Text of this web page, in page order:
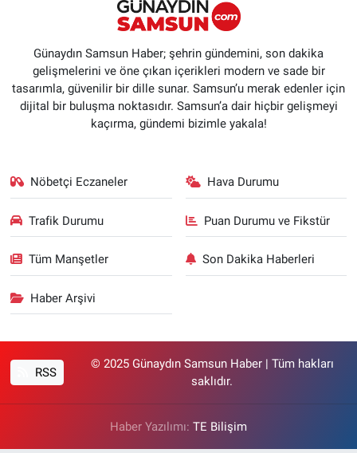
Günaydın Samsun Haber; şehrin gündemini, son dakika
gelişmelerini ve öne çıkan içerikleri modern ve sade bir
tasarımla, güvenilir bir dille sunar. Samsun’u merak edenler için
dijital bir buluşma noktasıdır. Samsun’a dair hiçbir gelişmeyi
kaçırma, gündemi bizimle yakala!
Nöbetçi Eczaneler Hava Durumu
Trafik Durumu Puan Durumu ve Fikstür
Tüm Manşetler Son Dakika Haberleri
Haber Arşivi
RSS
© 2025 Günaydın Samsun Haber | Tüm hakları
saklıdır.
Haber Yazılımı: TE Bilişim